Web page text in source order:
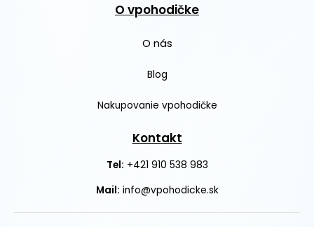
O vpohodičke
O nás
Blog
Nakupovanie vpohodičke
Kontakt
Tel: +421 910 538 983
Mail: info@vpohodicke.sk